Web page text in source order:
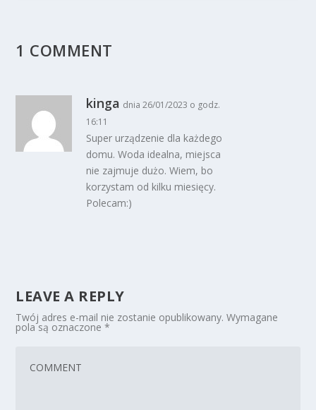
1 COMMENT
kinga dnia 26/01/2023 o godz.
16:11
Super urządzenie dla każdego
domu. Woda idealna, miejsca
nie zajmuje dużo. Wiem, bo
korzystam od kilku miesięcy.
Polecam:)
LEAVE A REPLY
Twój adres e-mail nie zostanie opublikowany. Wymagane
pola są oznaczone*